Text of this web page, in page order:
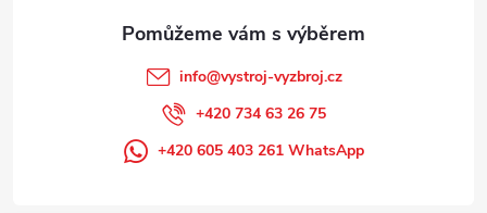
info@vystroj-vyzbroj.cz
+420 734 63 26 75
+420 605 403 261 WhatsApp